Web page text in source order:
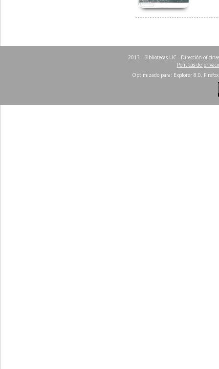
2013 - Bibliotecas UC - Dirección
Políticas de
Optimizado para: Explorer 8.0,